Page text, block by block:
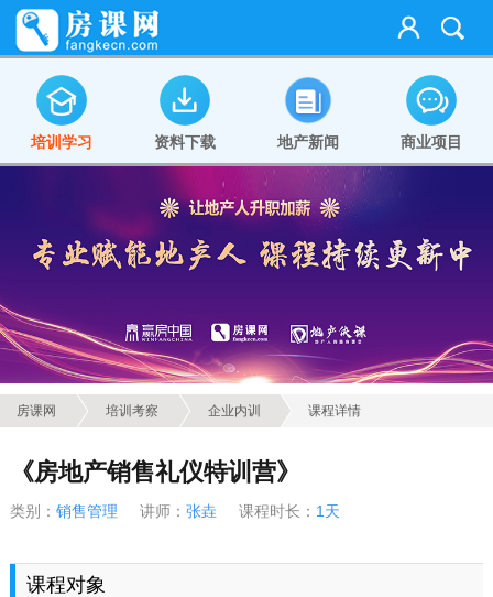
培训学习 资料下载 地产新闻 商业项目
房课网 培训考察 企业内训 课程详情
《房地产销售礼仪特训营》
类别： 销售管理 讲师： 张垚 课程时长： 1天
课程对象